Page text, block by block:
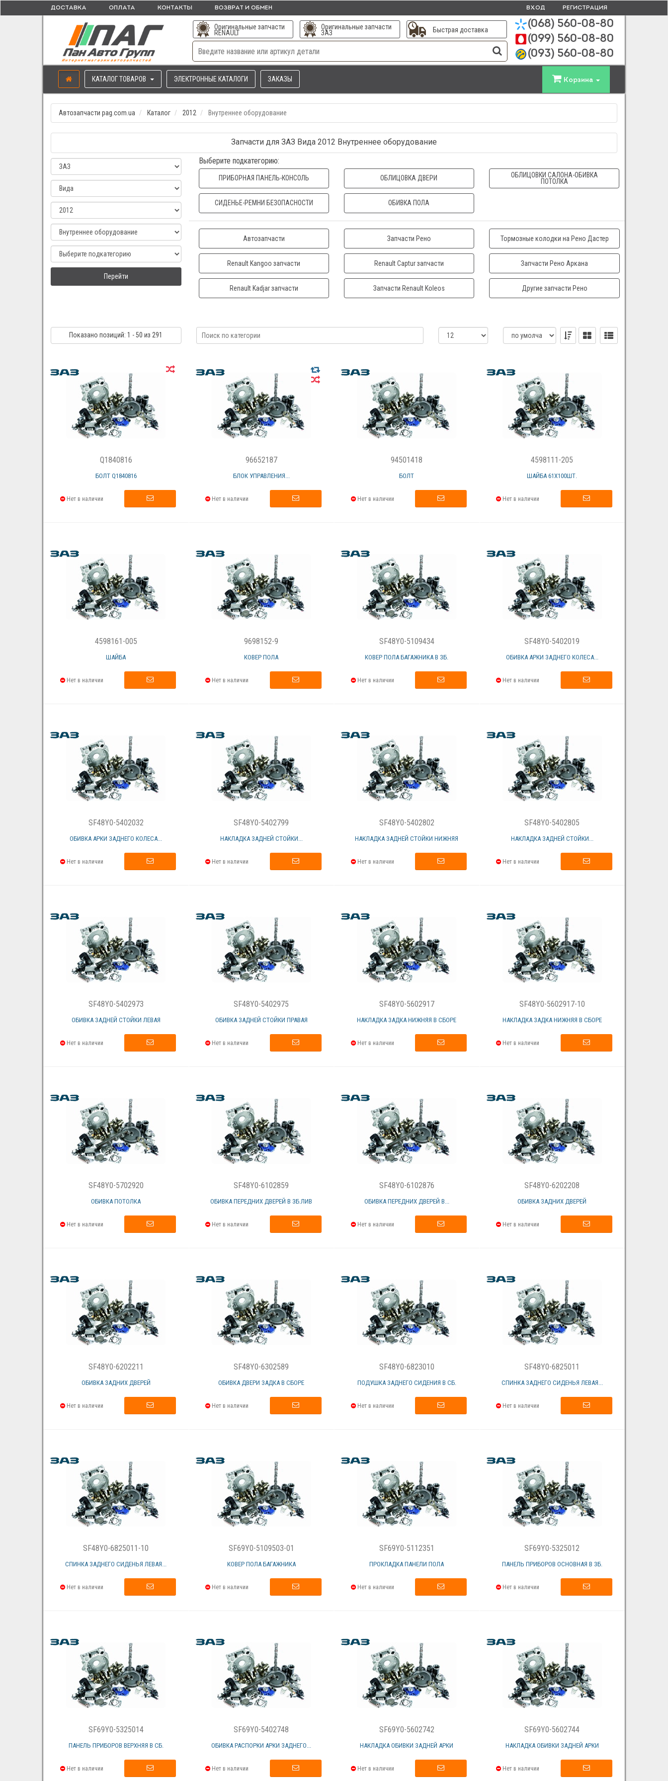
ДОСТАВКА ОПЛАТА КОНТАКТЫ ВОЗВРАТ И ОБМЕН ВХОД РЕГИСТРАЦИЯ
Оригинальные запчасти
RENAULT
Оригинальные запчасти
ЗАЗ Быстрая доставка (068) 560-08-80
(099) 560-08-80
(093) 560-08-80
КАТАЛОГ ТОВАРОВ ЭЛЕКТРОННЫЕ КАТАЛОГИ ЗАКАЗЫ Корзина
Автозапчасти pag.com.ua Каталог 2012 Внутреннее оборудование
Запчасти для ЗАЗ Вида 2012 Внутреннее оборудование
Перейти
Выберите подкатегорию:
ПРИБОРНАЯ ПАНЕЛЬ-КОНСОЛЬ ОБЛИЦОВКА ДВЕРИ
ОБЛИЦОВКИ САЛОНА-ОБИВКА
ПОТОЛКА
СИДЕНЬЕ-РЕМНИ БЕЗОПАСНОСТИ ОБИВКА ПОЛА
Автозапчасти Запчасти Рено Тормозные колодки на Рено Дастер
Renault Kangoo запчасти Renault Captur запчасти Запчасти Рено Аркана
Renault Kadjar запчасти Запчасти Renault Koleos Другие запчасти Рено
Показано позиций: 1 - 50 из 291
Q1840816
БОЛТ Q1840816
Нет в наличии
96652187
БЛОК УПРАВЛЕНИЯ...
Нет в наличии
94501418
БОЛТ
Нет в наличии
4598111-205
ШАЙБА 61Х100ШТ.
Нет в наличии
4598161-005
ШАЙБА
Нет в наличии
9698152-9
КОВЕР ПОЛА
Нет в наличии
SF48Y0-5109434
КОВЕР ПОЛА БАГАЖНИКА В ЗБ.
Нет в наличии
SF48Y0-5402019
ОБИВКА АРКИ ЗАДНЕГО КОЛЕСА...
Нет в наличии
SF48Y0-5402032
ОБИВКА АРКИ ЗАДНЕГО КОЛЕСА...
Нет в наличии
SF48Y0-5402799
НАКЛАДКА ЗАДНЕЙ СТОЙКИ...
Нет в наличии
SF48Y0-5402802
НАКЛАДКА ЗАДНЕЙ СТОЙКИ НИЖНЯЯ
Нет в наличии
SF48Y0-5402805
НАКЛАДКА ЗАДНЕЙ СТОЙКИ...
Нет в наличии
SF48Y0-5402973
ОБИВКА ЗАДНЕЙ СТОЙКИ ЛЕВАЯ
Нет в наличии
SF48Y0-5402975
ОБИВКА ЗАДНЕЙ СТОЙКИ ПРАВАЯ
Нет в наличии
SF48Y0-5602917
НАКЛАДКА ЗАДКА НИЖНЯЯ В СБОРЕ
Нет в наличии
SF48Y0-5602917-10
НАКЛАДКА ЗАДКА НИЖНЯЯ В СБОРЕ
Нет в наличии
SF48Y0-5702920
ОБИВКА ПОТОЛКА
Нет в наличии
SF48Y0-6102859
ОБИВКА ПЕРЕДНИХ ДВЕРЕЙ В ЗБ.ЛИВ
Нет в наличии
SF48Y0-6102876
ОБИВКА ПЕРЕДНИХ ДВЕРЕЙ В...
Нет в наличии
SF48Y0-6202208
ОБИВКА ЗАДНИХ ДВЕРЕЙ
Нет в наличии
SF48Y0-6202211
ОБИВКА ЗАДНИХ ДВЕРЕЙ
Нет в наличии
SF48Y0-6302589
ОБИВКА ДВЕРИ ЗАДКА В СБОРЕ
Нет в наличии
SF48Y0-6823010
ПОДУШКА ЗАДНЕГО СИДЕНИЯ В СБ.
Нет в наличии
SF48Y0-6825011
СПИНКА ЗАДНЕГО СИДЕНЬЯ ЛЕВАЯ...
Нет в наличии
SF48Y0-6825011-10
СПИНКА ЗАДНЕГО СИДЕНЬЯ ЛЕВАЯ...
Нет в наличии
SF69Y0-5109503-01
КОВЕР ПОЛА БАГАЖНИКА
Нет в наличии
SF69Y0-5112351
ПРОКЛАДКА ПАНЕЛИ ПОЛА
Нет в наличии
SF69Y0-5325012
ПАНЕЛЬ ПРИБОРОВ ОСНОВНАЯ В ЗБ.
Нет в наличии
SF69Y0-5325014
ПАНЕЛЬ ПРИБОРОВ ВЕРХНЯЯ В СБ.
Нет в наличии
SF69Y0-5402748
ОБИВКА РАСПОРКИ АРКИ ЗАДНЕГО...
Нет в наличии
SF69Y0-5602742
НАКЛАДКА ОБИВКИ ЗАДНЕЙ АРКИ
Нет в наличии
SF69Y0-5602744
НАКЛАДКА ОБИВКИ ЗАДНЕЙ АРКИ
Нет в наличии